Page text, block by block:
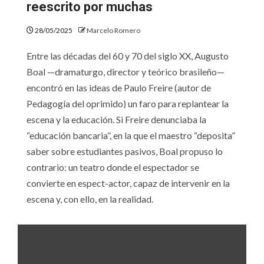
reescrito por muchas
28/05/2025 Marcelo Romero
Entre las décadas del 60 y 70 del siglo XX, Augusto
Boal —dramaturgo, director y teórico brasileño—
encontró en las ideas de Paulo Freire (autor de
Pedagogía del oprimido) un faro para replantear la
escena y la educación. Si Freire denunciaba la
“educación bancaria”, en la que el maestro “deposita”
saber sobre estudiantes pasivos, Boal propuso lo
contrario: un teatro donde el espectador se
convierte en espect-actor, capaz de intervenir en la
escena y, con ello, en la realidad.